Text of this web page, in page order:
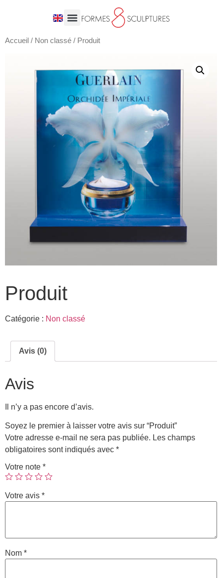
Accueil / Non classé / Produit
Produit
Catégorie : Non classé
Avis (0)
Avis
Il n’y a pas encore d’avis.
Soyez le premier à laisser votre avis sur “Produit”
Votre adresse e-mail ne sera pas publiée. Les champs
obligatoires sont indiqués avec *
Votre note *
Votre avis *
Nom *